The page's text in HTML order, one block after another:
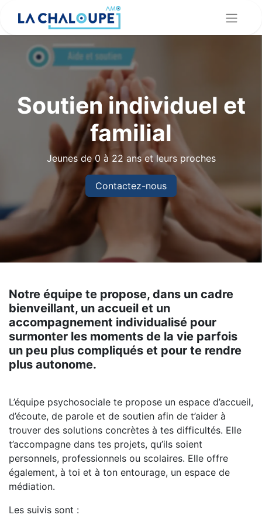
Soutien individuel et
familial
Jeunes de 0 à 22 ans et leurs proches
Contactez-nous
Notre équipe te propose, dans un cadre
bienveillant, un accueil et un
accompagnement individualisé pour
surmonter les moments de la vie parfois
un peu plus compliqués et pour te rendre
plus autonome.
L’équipe psychosociale te propose un espace d’accueil,
d’écoute, de parole et de soutien afin de t’aider à
trouver des solutions concrètes à tes difficultés. Elle
t’accompagne dans tes projets, qu’ils soient
personnels, professionnels ou scolaires. Elle offre
également, à toi et à ton entourage, un espace de
médiation.
Les suivis sont :